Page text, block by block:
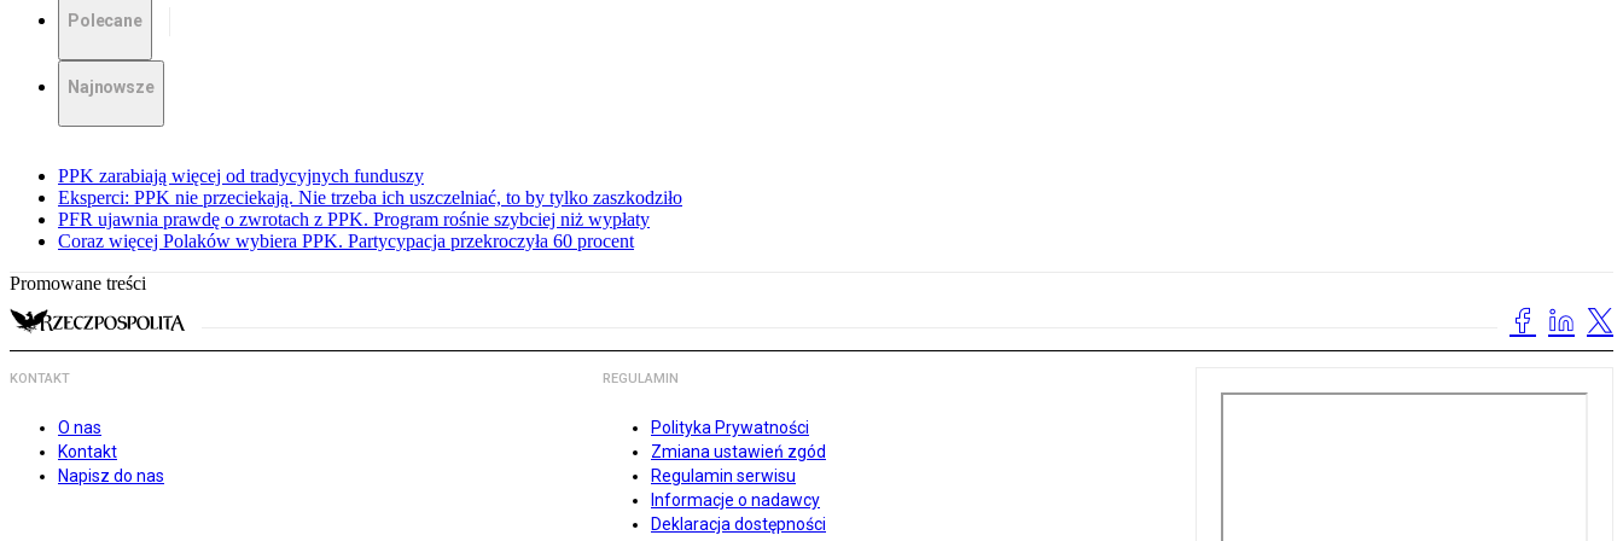
Polecane
Najnowsze
PPK zarabiają więcej od tradycyjnych funduszy
Eksperci: PPK nie przeciekają. Nie trzeba ich uszczelniać, to by tylko zaszkodziło
PFR ujawnia prawdę o zwrotach z PPK. Program rośnie szybciej niż wypłaty
Coraz więcej Polaków wybiera PPK. Partycypacja przekroczyła 60 procent
Promowane treści
KONTAKT
O nas
Kontakt
Napisz do nas
REGULAMIN
Polityka Prywatności
Zmiana ustawień zgód
Regulamin serwisu
Informacje o nadawcy
Deklaracja dostępności